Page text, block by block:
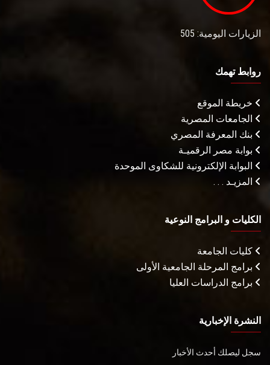
الزيارات اليومية: 505
روابط تهمك
خريطة الموقع
الجامعات المصرية
بنك المعرفة المصري
بوابة مصر الرقميـة
البوابة الإلكترونية للشكاوى الموحدة
المزيـد . . .
الكليات و البرامج النوعية
كليات الجامعة
برامج المرحلة الجامعية الأولى
برامج الدراسات العليا
النشرة الإخبارية
سجل ليصلك أحدث الأخبار